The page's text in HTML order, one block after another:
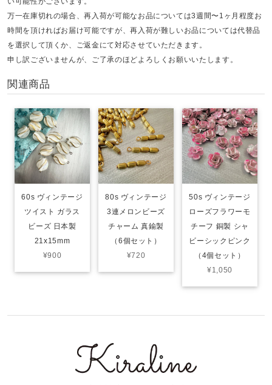
万一在庫切れの場合、再入荷が可能なお品については3週間〜1ヶ月程度お
時間を頂ければお届け可能ですが、再入荷が難しいお品については代替品
を選択して頂くか、ご返金にて対応させていただきます。
申し訳ございませんが、ご了承のほどよろしくお願いいたします。
関連商品
60s ヴィンテージ
ツイスト ガラス
ビーズ 日本製
21x15mm
¥900
80s ヴィンテージ
3連メロンビーズ
チャーム 真鍮製
（6個セット）
¥720
50s ヴィンテージ
ローズフラワーモ
チーフ 銅製 シャ
ビーシックピンク
（4個セット）
¥1,050